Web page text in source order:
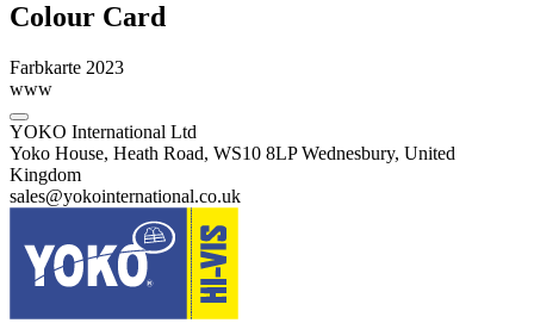
Colour Card
Farbkarte 2023
www
YOKO International Ltd
Yoko House, Heath Road, WS10 8LP Wednesbury, United
Kingdom
sales@yokointernational.co.uk